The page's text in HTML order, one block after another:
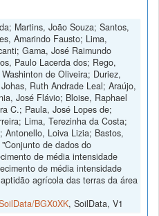
Martins, João Souza; Santos,
Amarindo Fausto; Lima,
Gama, José Raimundo
Paulo Lacerda dos; Rego,
de Oliveira; Duriez,
Ruth Andrade Leal; Araújo,
José Flávio; Bloise, Raphael
C.; Paula, José Lopes de;
Lima, Terezinha da Costa;
Antonello, Loiva Lizia; Bastos,
de dados do
de média intensidade
de média intensidade
agrícola das terras da área
BGX0XK, SoilData, V1